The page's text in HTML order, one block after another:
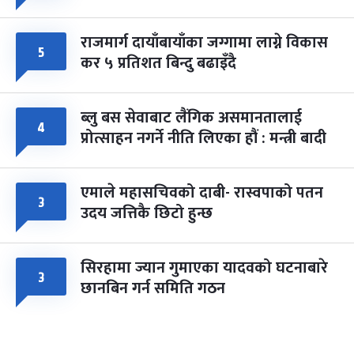
५ राजमार्ग दायाँबायाँका जग्गामा लाग्ने विकास
कर ५ प्रतिशत बिन्दु बढाइँदै
४ ब्लु बस सेवाबाट लैंगिक असमानतालाई
प्रोत्साहन नगर्ने नीति लिएका हौं : मन्त्री बादी
३ एमाले महासचिवको दाबी- रास्वपाको पतन
उदय जत्तिकै छिटो हुन्छ
३ सिरहामा ज्यान गुमाएका यादवको घटनाबारे
छानबिन गर्न समिति गठन